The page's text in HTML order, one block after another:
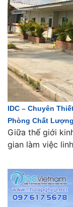
IDC – Chuyên
Phòng Chất Lượng
Giữa thế giới
gian làm việc